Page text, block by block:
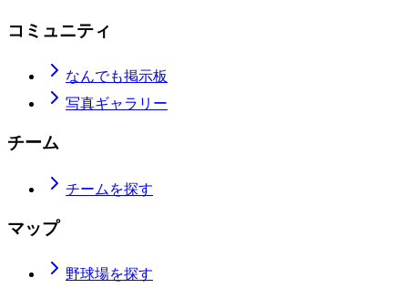
コミュニティ
なんでも掲示板
写真ギャラリー
チーム
チームを探す
マップ
野球場を探す